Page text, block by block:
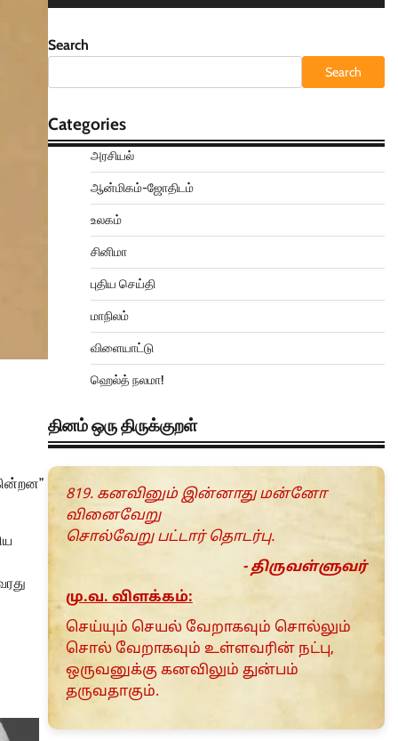
Search
Search
Categories
அரசியல்
ஆன்மிகம்-ஜோதிடம்
உலகம்
சினிமா
புதிய செய்தி
மாநிலம்
விளையாட்டு
ஹெல்த் நலமா!
தினம் ஒரு திருக்குறள்
819. கனவினும் இன்னாது மன்னோ
வினைவேறு
சொல்வேறு பட்டார் தொடர்பு.
- திருவள்ளுவர்
மு.வ. விளக்கம்:
செய்யும் செயல் வேறாகவும் சொல்லும்
சொல் வேறாகவும் உள்ளவரின் நட்பு,
ஒருவனுக்கு கனவிலும் துன்பம்
தருவதாகும்.